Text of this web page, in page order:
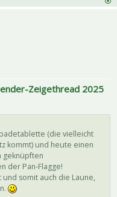
Zeigethread 2025
(die vielleicht
kommt) und heute einen
geknüpften
der Pan-Flagge!
somit auch die Laune,